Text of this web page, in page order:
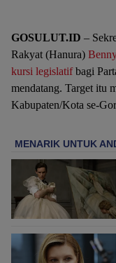
GOSULUT.ID –
Rakyat (Hanura)
kursi legislatifbagi
mendatang. Target itu
Kabupaten/Kota se-